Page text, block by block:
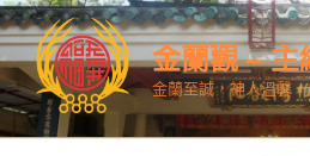
跳
至
內
容
金蘭觀 – 主
金蘭至誠，神人溫馨